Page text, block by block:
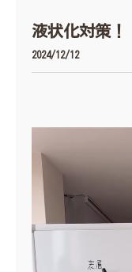
液状化対策！
2024/12/12